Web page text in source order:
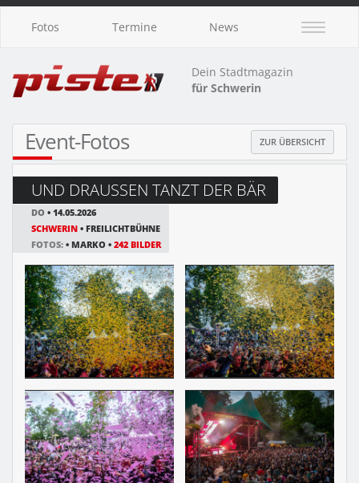
Fotos Termine News
Dein Stadtmagazin
für Schwerin
Event-Fotos ZUR ÜBERSICHT
UND DRAUSSEN TANZT DER BÄR
DO • 14.05.2026
SCHWERIN • FREILICHTBÜHNE
FOTOS: • MARKO • 242 BILDER